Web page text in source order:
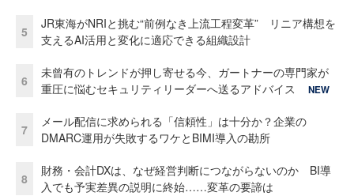
5
JR東海がNRIと挑む“前例なき上流工程変革” リニア構想を
支えるAI活用と変化に適応できる組織設計
6
未曾有のトレンドが押し寄せる今、ガートナーの専門家が
重圧に悩むセキュリティリーダーへ送るアドバイス
NEW
7
メール配信に求められる「信頼性」は十分か？企業の
DMARC運用が失敗するワケとBIMI導入の勘所
8
財務・会計DXは、なぜ経営判断につながらないのか BI導
入でも予実差異の説明に終始……変革の要諦は